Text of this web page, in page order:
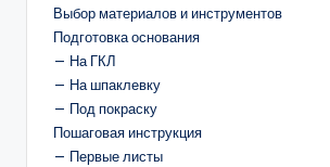
Выбор материалов и инструментов
Подготовка основания
— На ГКЛ
— На шпаклевку
— Под покраску
Пошаговая инструкция
— Первые листы